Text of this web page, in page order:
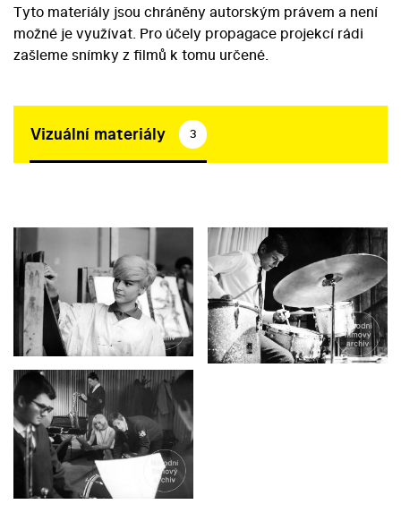
Tyto materiály jsou chráněny autorským právem a není
možné je využívat. Pro účely propagace projekcí rádi
zašleme snímky z filmů k tomu určené.
Vizuální materiály 3